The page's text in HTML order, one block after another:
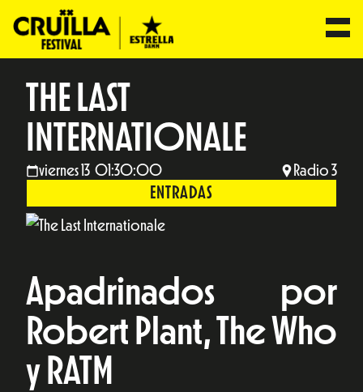
THE LAST
INTERNATIONALE
viernes 13 01:30:00 Radio 3
ENTRADAS
Apadrinados por
Robert Plant, The Who
y RATM